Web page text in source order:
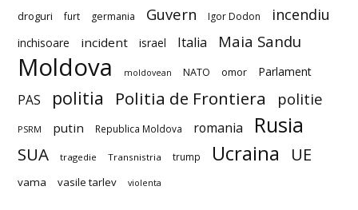
droguri furt germania Guvern Igor Dodon incendiu
inchisoare incident israel Italia Maia Sandu
Moldova moldovean NATO omor Parlament
PAS politia Politia de Frontiera politie
PSRM putin Republica Moldova romania Rusia
SUA tragedie Transnistria trump Ucraina UE
vama vasile tarlev violenta